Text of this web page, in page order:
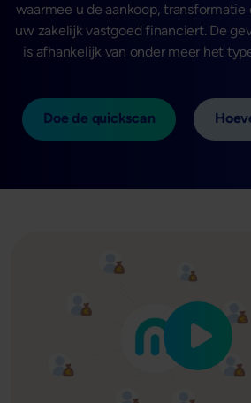
waarmee u de aankoop,
uw zakelijk vastgoed financiert. De
is afhankelijk van onder meer het
Doe de quickscan